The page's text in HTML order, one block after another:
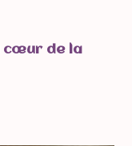
cœur de la